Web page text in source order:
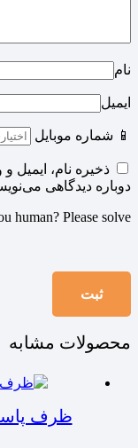
نام
ایمیل
📱 شماره موبایل
ذخیره نام، ایمیل
دوباره دیدگاهی
human? Please solve:
محصولات مشابه
ظرف